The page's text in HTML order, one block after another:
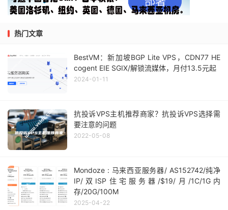
热门文章
BestVM：新加坡BGP Lite VPS，CDN77 HE
cogent EIE SGIX/解锁流媒体，月付13.5元起
2024-01-11
抗投诉VPS主机推荐商家？抗投诉VPS选择需
要注意的问题
2022-05-08
Mondoze : 马来西亚服务器/ AS152742/纯净
IP/双ISP住宅服务器/$19/月/1C/1G内
存/20G/100M
2025-04-22